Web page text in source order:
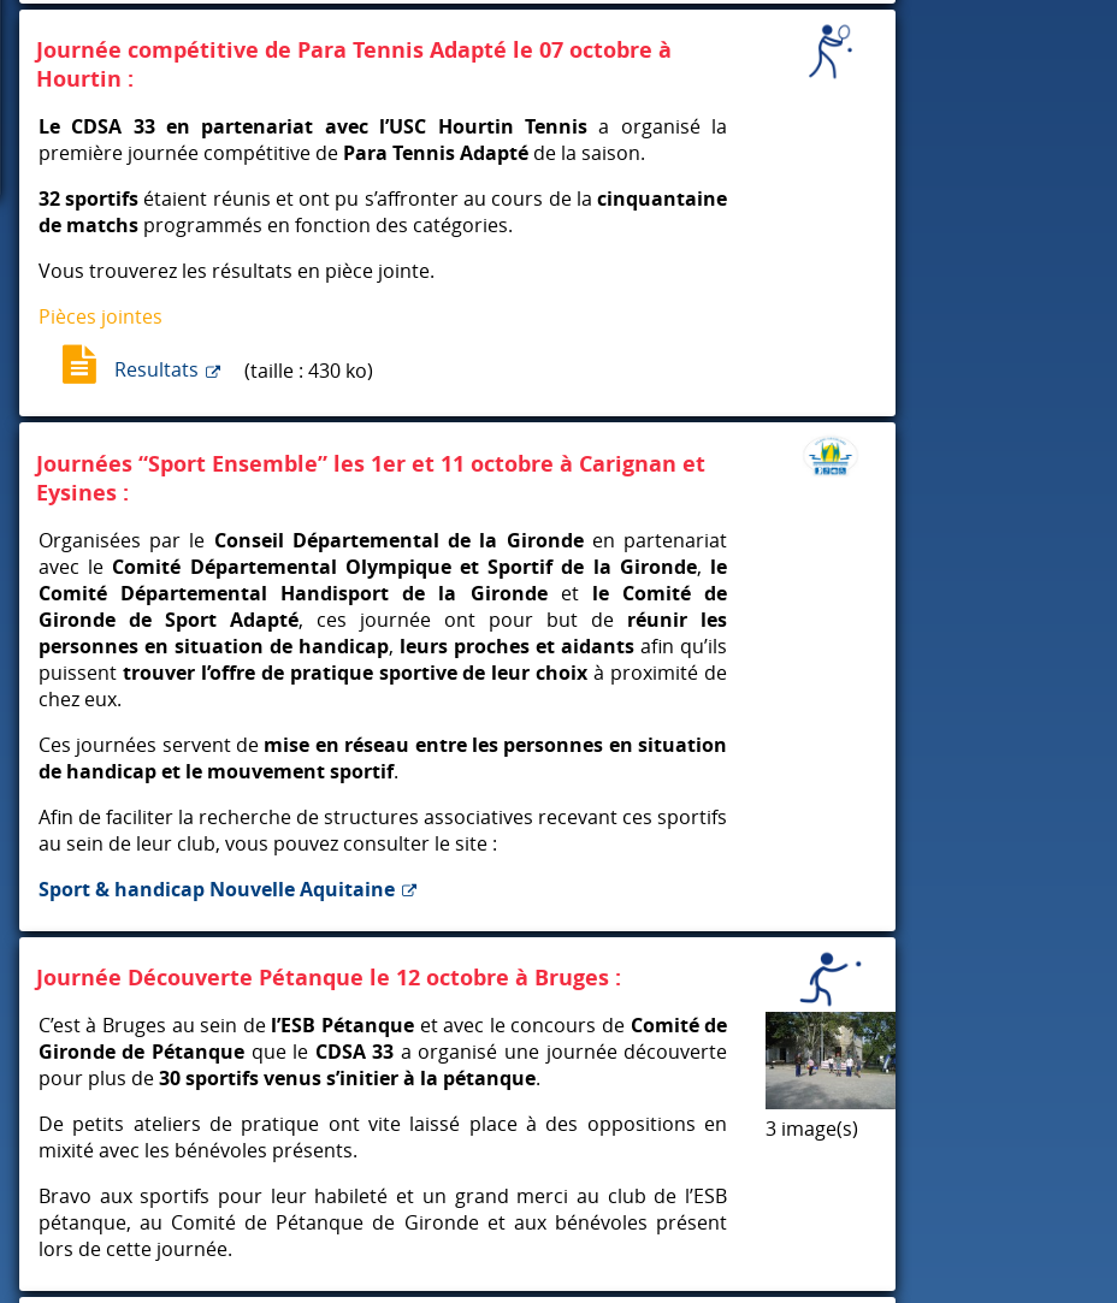
Journée compétitive de Para Tennis Adapté le 07 octobre à
Hourtin :
Le CDSA 33 en partenariat avec l’USC Hourtin Tennisa organisé la
première journée compétitive de Para Tennis Adaptéde la saison.
32 sportifs étaient réunis et ont pu s’affronter au cours de lacinquantaine
de matchsprogrammés en fonction des catégories.
Vous trouverez les résultats en pièce jointe.
Pièces jointes
Resultats (taille : 430 ko)
Journées “Sport Ensemble” les 1er et 11 octobre à Carignan et
Eysines :
Organisées par le Conseil Départemental de la Girondeen partenariat
avec le Comité Départemental Olympique et Sportif de la Gironde, le
Comité Départemental Handisport de la Girondeet le Comité de
Gironde de Sport Adapté, ces journée ont pour but de réunir les
personnes en situation de handicap, leurs proches et aidants afin qu’ils
puissent trouver l’offre de pratique sportive de leur choix à proximité de
chez eux.
Ces journées servent de mise en réseau entre les personnes en situation
de handicap et le mouvement sportif.
Afin de faciliter la recherche de structures associatives recevant ces sportifs
au sein de leur club, vous pouvez consulter le site :
Sport & handicap Nouvelle Aquitaine
Journée Découverte Pétanque le 12 octobre à Bruges :
C’est à Bruges au sein de l’ESB Pétanqueet avec le concours de Comité de
Gironde de Pétanque que le CDSA33 a organisé une journée découverte
pour plus de30 sportifs venus s’initier à la pétanque.
De petits ateliers de pratique ont vite laissé place à des oppositions en
mixité avec les bénévoles présents.
Bravo aux sportifs pour leur habileté et un grand merci au club de l’ESB
pétanque, au Comité de Pétanque de Gironde et aux bénévoles présent
lors de cette journée.
3 image(s)